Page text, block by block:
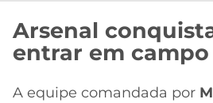
Arsenal
entrar em campo
A equipe comandada por